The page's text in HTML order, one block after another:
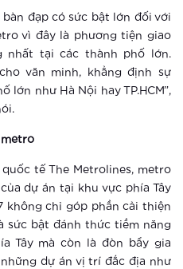
đạp có sức bật lớn đối với
vì đây là phương tiện giao
nhất tại các thành phố lớn.
văn minh, khẳng định sự
lớn như Hà Nội hay TP.HCM”,
metro
tế The Metrolines, metro
dự án tại khu vực phía Tây
không chỉ góp phần cải thiện
sức bật đánh thức tiềm năng
Tây mà còn là đòn bẩy gia
dự án vị trí đắc địa như
minh khác xa khu
thường ra sao?
nhi 1-6
chức cho khách hàng trải
cách sống thông minh